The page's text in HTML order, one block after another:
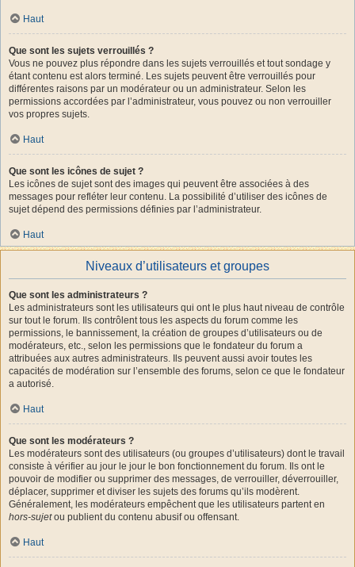
Haut
Que sont les sujets verrouillés ?
Vous ne pouvez plus répondre dans les sujets verrouillés et tout sondage y
étant contenu est alors terminé. Les sujets peuvent être verrouillés pour
différentes raisons par un modérateur ou un administrateur. Selon les
permissions accordées par l’administrateur, vous pouvez ou non verrouiller
vos propres sujets.
Haut
Que sont les icônes de sujet ?
Les icônes de sujet sont des images qui peuvent être associées à des
messages pour refléter leur contenu. La possibilité d’utiliser des icônes de
sujet dépend des permissions définies par l’administrateur.
Haut
Niveaux d’utilisateurs et groupes
Que sont les administrateurs ?
Les administrateurs sont les utilisateurs qui ont le plus haut niveau de contrôle
sur tout le forum. Ils contrôlent tous les aspects du forum comme les
permissions, le bannissement, la création de groupes d’utilisateurs ou de
modérateurs, etc., selon les permissions que le fondateur du forum a
attribuées aux autres administrateurs. Ils peuvent aussi avoir toutes les
capacités de modération sur l’ensemble des forums, selon ce que le fondateur
a autorisé.
Haut
Que sont les modérateurs ?
Les modérateurs sont des utilisateurs (ou groupes d’utilisateurs) dont le travail
consiste à vérifier au jour le jour le bon fonctionnement du forum. Ils ont le
pouvoir de modifier ou supprimer des messages, de verrouiller, déverrouiller,
déplacer, supprimer et diviser les sujets des forums qu’ils modèrent.
Généralement, les modérateurs empêchent que les utilisateurs partent en
hors-sujetou publient du contenu abusif ou offensant.
Haut